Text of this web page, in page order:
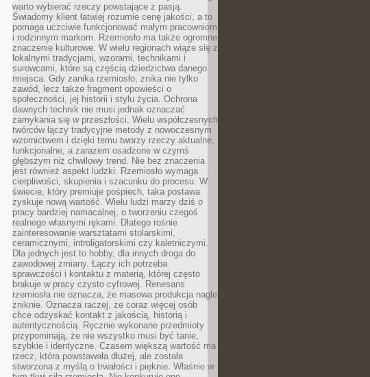
warto wybierać rzeczy powstające z pasją.
Świadomy klient łatwiej rozumie cenę jakości, a to
pomaga uczciwie funkcjonować małym pracowniom
i rodzinnym markom. Rzemiosło ma także ogromne
znaczenie kulturowe. W wielu regionach wiąże się z
lokalnymi tradycjami, wzorami, technikami i
surowcami, które są częścią dziedzictwa danego
miejsca. Gdy zanika rzemiosło, znika nie tylko
zawód, lecz także fragment opowieści o
społeczności, jej historii i stylu życia. Ochrona
dawnych technik nie musi jednak oznaczać
zamykania się w przeszłości. Wielu współczesnych
twórców łączy tradycyjne metody z nowoczesnym
wzornictwem i dzięki temu tworzy rzeczy aktualne,
funkcjonalne, a zarazem osadzone w czymś
głębszym niż chwilowy trend. Nie bez znaczenia
jest również aspekt ludzki. Rzemiosło wymaga
cierpliwości, skupienia i szacunku do procesu. W
świecie, który premiuje pośpiech, taka postawa
zyskuje nową wartość. Wielu ludzi marzy dziś o
pracy bardziej namacalnej, o tworzeniu czegoś
realnego własnymi rękami. Dlatego rośnie
zainteresowanie warsztatami stolarskimi,
ceramicznymi, introligatorskimi czy kaletniczymi.
Dla jednych jest to hobby, dla innych droga do
zawodowej zmiany. Łączy ich potrzeba
sprawczości i kontaktu z materią, której często
brakuje w pracy czysto cyfrowej. Renesans
rzemiosła nie oznacza, że masowa produkcja nagle
zniknie. Oznacza raczej, że coraz więcej osób
chce odzyskać kontakt z jakością, historią i
autentycznością. Ręcznie wykonane przedmioty
przypominają, że nie wszystko musi być tanie,
szybkie i identyczne. Czasem większą wartość ma
rzecz, która powstawała dłużej, ale została
stworzona z myślą o trwałości i pięknie. Właśnie w